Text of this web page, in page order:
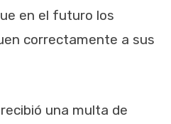
en el futuro los
correctamente a sus
una multa de